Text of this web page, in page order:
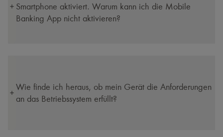
Smartphone aktiviert. Warum kann ich die Mobile
Banking App nicht aktivieren?
Wie finde ich heraus, ob mein Gerät die Anforderungen
an das Betriebssystem erfüllt?